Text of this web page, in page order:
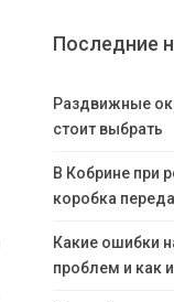
Последние
Раздвижные
стоит выбрать
В Кобрине при
коробка
Какие ошибки
проблем и как